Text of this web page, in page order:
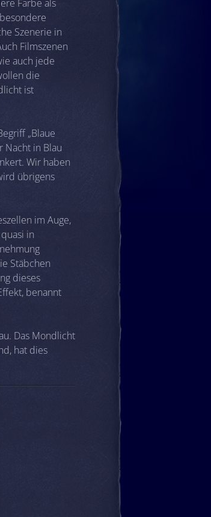
Farbe als
Szenerie in
Filmszenen
auch jede
die
ist
„Blaue
Nacht in Blau
Wir haben
übrigens
im Auge,
in
Stäbchen
dieses
benannt
Das Mondlicht
hat dies